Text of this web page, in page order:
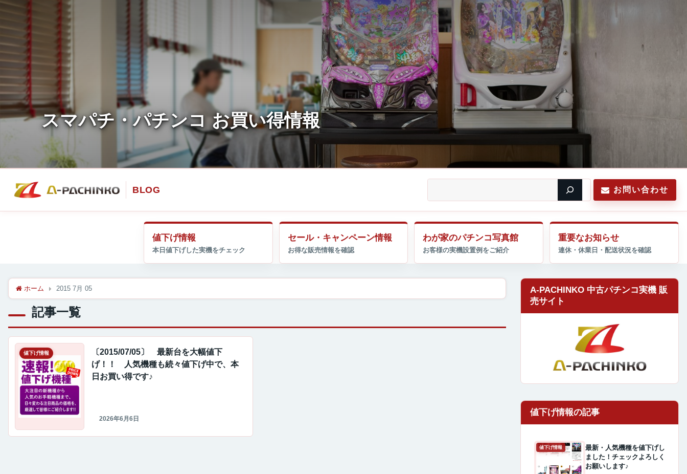
お問い合わせ
値下げ情報 セール・キャンペーン情報 わが家のパチンコ写真館 重要なお知らせ
ホーム 2015 7月 05
記事一覧
値下げ情報
〔2015/07/05〕 最新台を大幅値下
げ！！ 人気機種も続々値下げ中で、本
日お買い得です♪
2026年6月6日
A-PACHINKO 中古パチンコ実機 販
売サイト
値下げ情報
最新・人気機種を値下げし
ました！チェックよろしく
お願いします♪